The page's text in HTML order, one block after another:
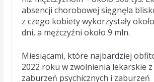
absencji chorobowej sięgnęła
z czego kobiety wykorzystały
dni, a mężczyźni około 9 mln.
Miesiącami, które najbardziej
2022 roku w zwolnienia lekarskie
zaburzeń psychicznych i zaburzeń